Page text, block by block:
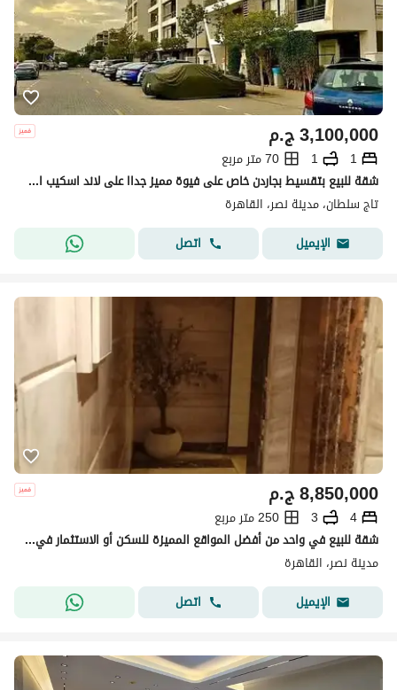
ج.م3,100,000
1
1
70 متر مربع
شقة للبيع بتقسيط بجاردن خاص على فيوة مميز جداا على لاند اسكيب امام مطار القاهرة فى كمبوند ( تاج سلطان )
تاج سلطان، مدينة نصر، القاهرة
الإيميل
اتصل
ج.م8,850,000
4
3
250 متر مربع
شقة للبيع في واحد من أفضل المواقع المميزة للسكن أو الاستثمار في مدينة نصر - Nasr city
مدينة نصر، القاهرة
الإيميل
اتصل